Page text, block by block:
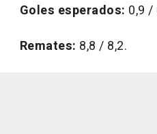
Goles esperados: 0,9 /
Remates: 8,8 / 8,2.